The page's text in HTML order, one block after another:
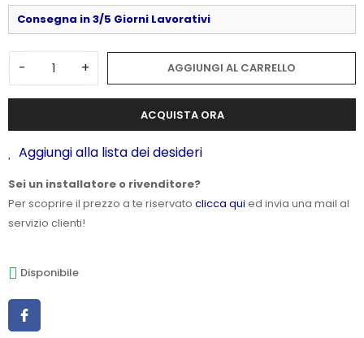
Consegna in 3/5 Giorni Lavorativi
- + AGGIUNGI AL CARRELLO
ACQUISTA ORA
Aggiungi alla lista dei desideri
Sei un installatore o rivenditore?
Per scoprire il prezzo a te riservato clicca qui ed invia una mail al
servizio clienti!
Disponibile